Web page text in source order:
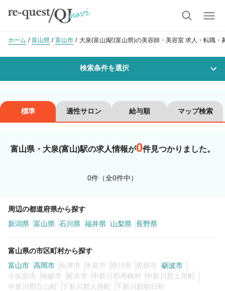
ホーム 富山県 富山市 大泉(富山)駅(富山県)の美容師・美容室 求人・転職・
検索条件を選択
沿線・駅を選択 市区町村を選択
美容師スタイリスト 美容師アシスタント
ヘアメイク・美容部員 アイリスト
ネイリスト エステティシャン
標準 適性サロン 給与順 マップ検索
富山県・大泉(富山)駅の求人情報が0件見つかりました。
0件（全0件中）
周辺の都道府県から探す
新潟県
富山県 石川県 福井県 山梨県 長野県
富山県の市区町村から探す
富山市 高岡市 魚津市 氷見市 滑川市 黒部市
砺波市
小矢部市
南砺市 射水市 中新川郡舟橋村
中新川郡上市町
中新川郡立山町
下新川郡入善町 下新川郡朝日町